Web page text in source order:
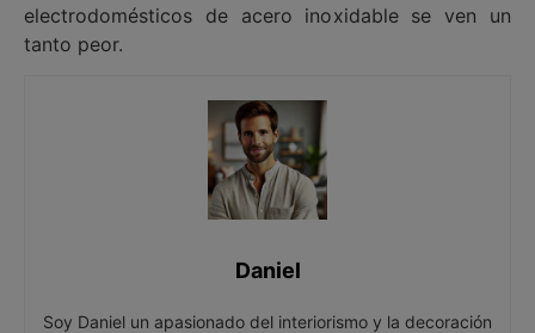
electrodomésticos de acero inoxidable se ven un
tanto peor.
Daniel
Soy Daniel un apasionado del interiorismo y la decoración